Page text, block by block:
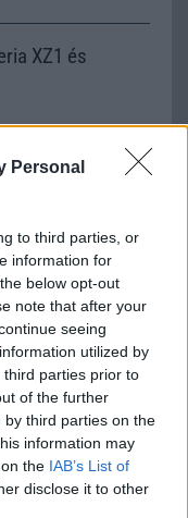
Personal
to third parties, or
information for
below opt-out
note that after your
seeing
utilized by
parties prior to
of the further
third parties on the
information may
the IAB’s List of
disclose it to other
XZ1 és
az Xperia
mobilokra
Blog
KitKat rendszer,
modellekre lesz
új tepsi